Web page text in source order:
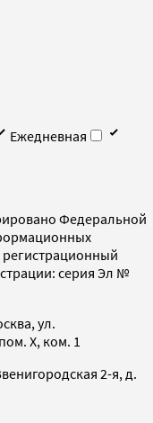
Ежедневная
Федеральной
серия Эл №
ул.
X, ком. 1
2-я, д.